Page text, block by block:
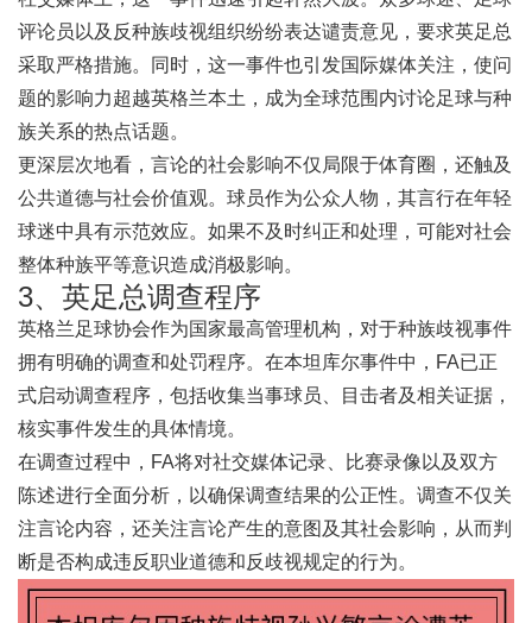
评论员以及反种族歧视组织纷纷表达谴责意见，要求英足总
采取严格措施。同时，这一事件也引发国际媒体关注，使问
题的影响力超越英格兰本土，成为全球范围内讨论足球与种
族关系的热点话题。
更深层次地看，言论的社会影响不仅局限于体育圈，还触及
公共道德与社会价值观。球员作为公众人物，其言行在年轻
球迷中具有示范效应。如果不及时纠正和处理，可能对社会
整体种族平等意识造成消极影响。
3、英足总调查程序
英格兰足球协会作为国家最高管理机构，对于种族歧视事件
拥有明确的调查和处罚程序。在本坦库尔事件中，FA已正
式启动调查程序，包括收集当事球员、目击者及相关证据，
核实事件发生的具体情境。
在调查过程中，FA将对社交媒体记录、比赛录像以及双方
陈述进行全面分析，以确保调查结果的公正性。调查不仅关
注言论内容，还关注言论产生的意图及其社会影响，从而判
断是否构成违反职业道德和反歧视规定的行为。